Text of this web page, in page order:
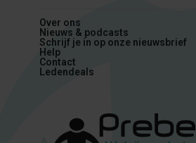
Over ons
Nieuws & podcasts
Schrijf je in op onze nieuwsbrief
Help
Contact
Ledendeals